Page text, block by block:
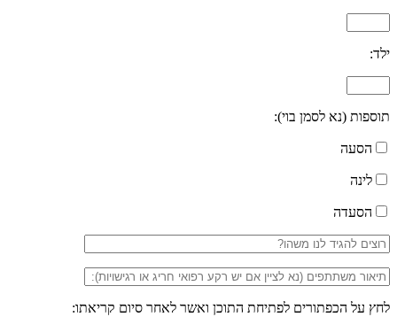
ילד:
תוספות (נא לסמן בוי):
הסעה
לינה
הסעדה
לחץ על הכפתורים לפתיחת התוכן ואשר לאחר סיום קריאתו: